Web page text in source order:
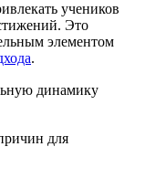
учеников
Это
элементом
.
динамику
для